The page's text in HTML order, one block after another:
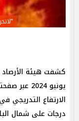
كشفت هيئة الأرصاد
يونيو
درجات على شمال